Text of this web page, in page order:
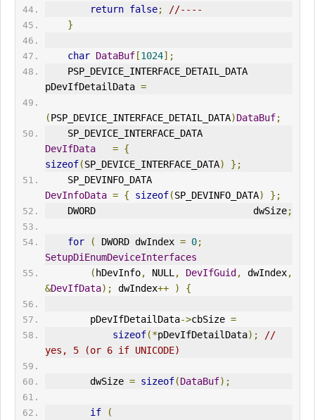
return false;
//----
}
char DataBuf[1024];
pDevIfDetailData =
(PSP_DEVICE_INTERFACE_DETAIL_DATA)DataBuf;
    SP_DEVICE_INTERFACE_DATA
DevIfData
= {
sizeof(SP_DEVICE_INTERFACE_DATA)
};
    SP_DEVINFO_DATA
DevInfoData = { sizeof(SP_DEVINFO_DATA)
};
    DWORD                            dwSize
;
for ( DWORD dwIndex = 0;
SetupDiEnumDeviceInterfaces
( hDevInfo, NULL , DevIfGuid , dwIndex,
&DevIfData); dwIndex++ ) {
        pDevIfDetailData
->cbSize =
sizeof(*pDevIfDetailData);
//
yes, 5 (or 6 if UNICODE)
        dwSize
= sizeof(DataBuf);
if (